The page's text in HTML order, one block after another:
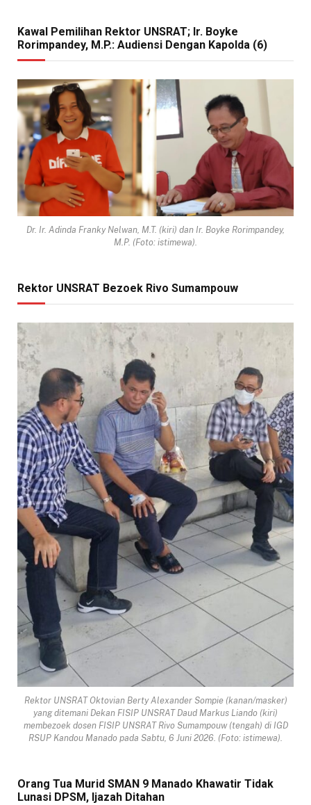
Kawal Pemilihan Rektor UNSRAT; Ir. Boyke
Rorimpandey, M.P.: Audiensi Dengan Kapolda (6)
Dr. Ir. Adinda Franky Nelwan, M.T. (kiri) dan Ir. Boyke Rorimpandey,
M.P. (Foto: istimewa).
Rektor UNSRAT Bezoek Rivo Sumampouw
Rektor UNSRAT Oktovian Berty Alexander Sompie (kanan/masker)
yang ditemani Dekan FISIP UNSRAT Daud Markus Liando (kiri)
membezoek dosen FISIP UNSRAT Rivo Sumampouw (tengah) di IGD
RSUP Kandou Manado pada Sabtu, 6 Juni 2026. (Foto: istimewa).
Orang Tua Murid SMAN 9 Manado Khawatir Tidak
Lunasi DPSM, Ijazah Ditahan